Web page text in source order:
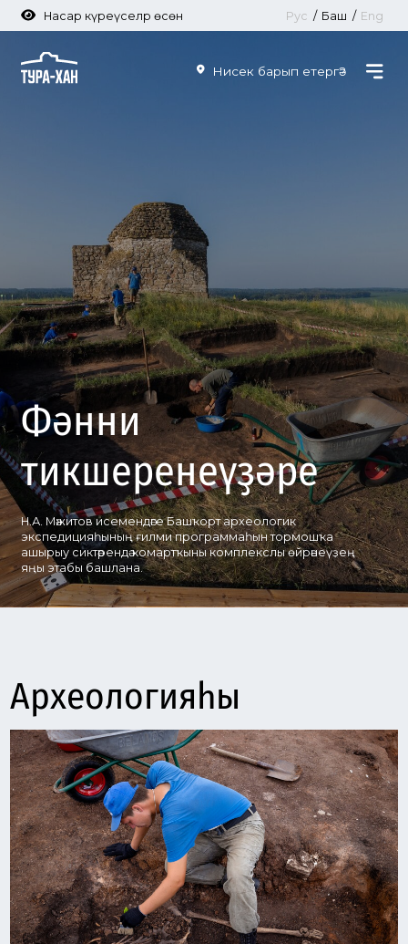
Н.А. Мәжитов исемендәге Башҡорт археологик
экспедицияһының ғилми программаһын тормошҡа
ашырыу сиктәрендә ҡомартҡыны комплекслы өйрәнеүҙең
яңы этабы башлана.
Фәнни
тикшеренеүҙәре
/ Eng
Баш
Насар күреүселәр өсөн
Нисек барып етергә?
Археологияһы
Хәҙерге ваҡытта мавзолейға терәлеп ятҡан участкаларҙа
археологик ҡаҙыныуҙар дауам итә. Бөтәһе 24 ҡәбер
өйрәнелгән, улар араһында иртә мосолман йолаһы буйынса
ерләүҙәр серияһы айырылып тора.
Антропология мәғлүмәттәренә ҡарағанда, был европеоид